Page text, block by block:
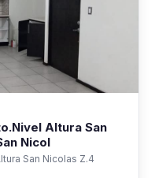
Altura San
Nicol
San Nicolas Z.4